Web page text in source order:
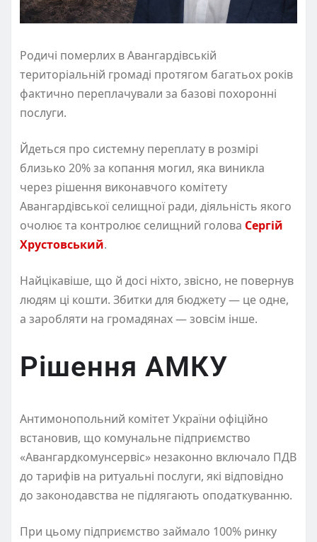
Родичі померлих в Авангардівській
територіальній громаді протягом багатьох років
фактично переплачували за базові похоронні
послуги.
Йдеться про системну переплату в розмірі
близько 20% за копання могил, яка виникла
через рішення виконавчого комітету
Авангардівської селищної ради, діяльність якого
очолює та контролює селищний голова Сергій
Хрустовський.
Найцікавіше, що й досі ніхто, звісно, не повернув
людям ці кошти. Збитки для бюджету — це одне,
а заробляти на громадянах — зовсім інше.
Рішення АМКУ
Антимонопольний комітет України офіційно
встановив, що комунальне підприємство
«Авангардкомунсервіс» незаконно включало ПДВ
до тарифів на ритуальні послуги, які відповідно
до законодавства не підлягають оподаткуванню.
При цьому підприємство займало 100% ринку